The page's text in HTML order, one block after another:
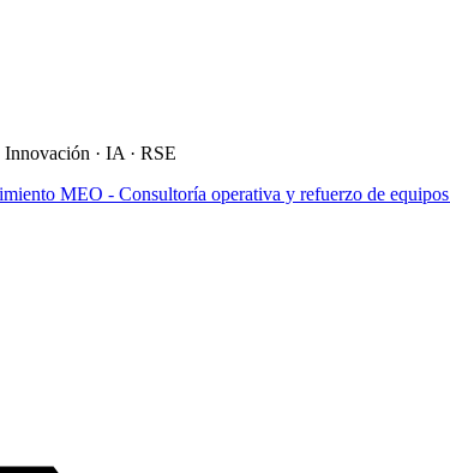
Innovación · IA · RSE
MEO - Consultoría operativa y refuerzo de equipos